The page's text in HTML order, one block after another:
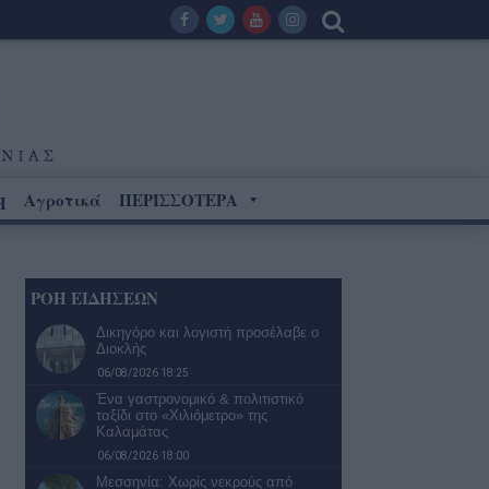
Αγροτικά ΠΕΡΙΣΣΟΤΕΡΑ
ΡΟΗ ΕΙΔΗΣΕΩΝ
Δικηγόρο και λογιστή προσέλαβε ο
Διοκλής
06/08/2026 18:25
Ένα γαστρονομικό & πολιτιστικό
ταξίδι στο «Χιλιόμετρο» της
Καλαμάτας
06/08/2026 18:00
Μεσσηνία: Χωρίς νεκρούς από